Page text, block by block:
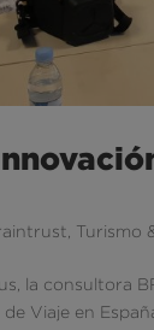
Turismo
la consultora
Viaje en